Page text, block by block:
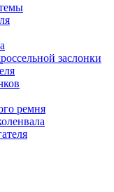
заслонки
ремня